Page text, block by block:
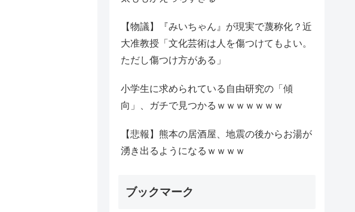
【物議】『みいちゃん』が現実で蔑称化？近
大准教授「文化芸術は人を傷つけてもよい。
ただし傷つけ方がある」
小学生に求められている自由研究の「傾
向」、ガチで見つかるｗｗｗｗｗｗｗ
【悲報】熊本の居酒屋、地震の後からお湯が
湧き出るようになるｗｗｗｗ
ブックマーク